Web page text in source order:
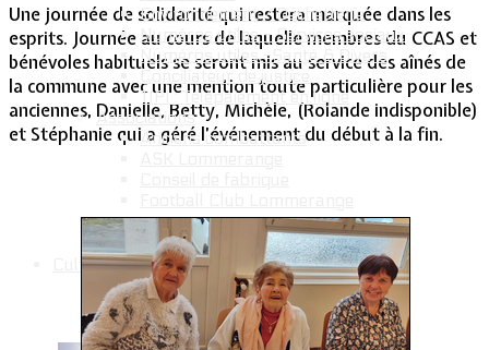
Environnement / Déchetterie
Numéros utiles - Services sociaux
Numéros utiles -Santé & Divers
Conciliateur de justice
TIPI : Télépaiement en ligne
Associations
Anciens combattants
Culture & Patrimoine
Une journée de solidarité qui restera marquée dans les
esprits. Journée au cours de laquelle membres du CCAS et
bénévoles habituels se seront mis au service des aînés de
la commune avec une mention toute particulière pour les
anciennes, Danielle, Betty, Michèle, (Rolande indisponible)
et Stéphanie qui a géré l’événement du début à la fin.